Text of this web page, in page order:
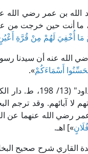
بن عمر رضي الله
ما أنت حين خرجت من
مَا أُخْفِيَ لَهُمْ مِنْ قُرَّةِ أَعْيُنٍ
الله عنه أن سيدنا
أَسْمَاءَكُمْ».
قال الشيخ ابن القيم
لا آبائهم. وقد
رضي الله عنهما عن
»] اهـ.